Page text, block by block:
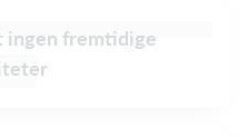
ingen fremtidige